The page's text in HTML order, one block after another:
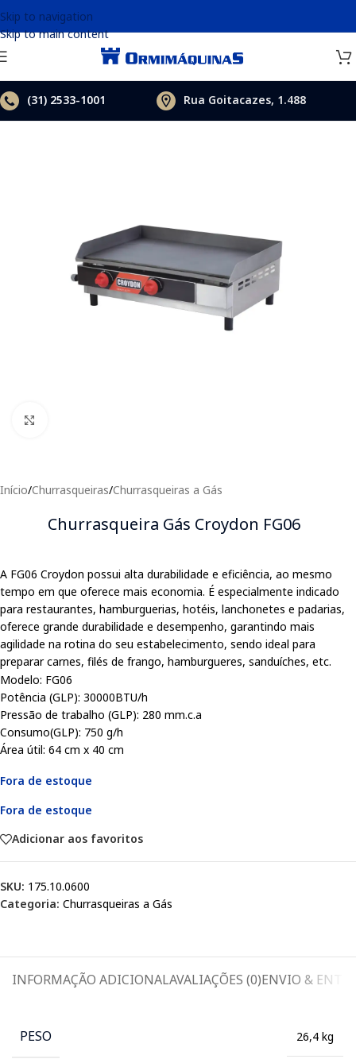
Skip to navigation
Skip to main content
(31) 2533-1001 Rua Goitacazes, 1.488
Início/Churrasqueiras/Churrasqueiras a Gás
Churrasqueira Gás Croydon FG06
A FG06 Croydon possui alta durabilidade e eficiência, ao mesmo
tempo em que oferece mais economia. É especialmente indicado
para restaurantes, hamburguerias, hotéis, lanchonetes e padarias,
oferece grande durabilidade e desempenho, garantindo mais
agilidade na rotina do seu estabelecimento, sendo ideal para
preparar carnes, filés de frango, hamburgueres, sanduíches, etc.
Modelo: FG06
Potência (GLP): 30000BTU/h
Pressão de trabalho (GLP): 280 mm.c.a
Consumo(GLP): 750 g/h
Área útil: 64 cm x 40 cm
Fora de estoque
Fora de estoque
Adicionar aos favoritos
SKU: 175.10.0600
Categoria: Churrasqueiras a Gás
INFORMAÇÃO ADICIONALAVALIAÇÕES (0)ENVIO &
PESO 26,4 kg